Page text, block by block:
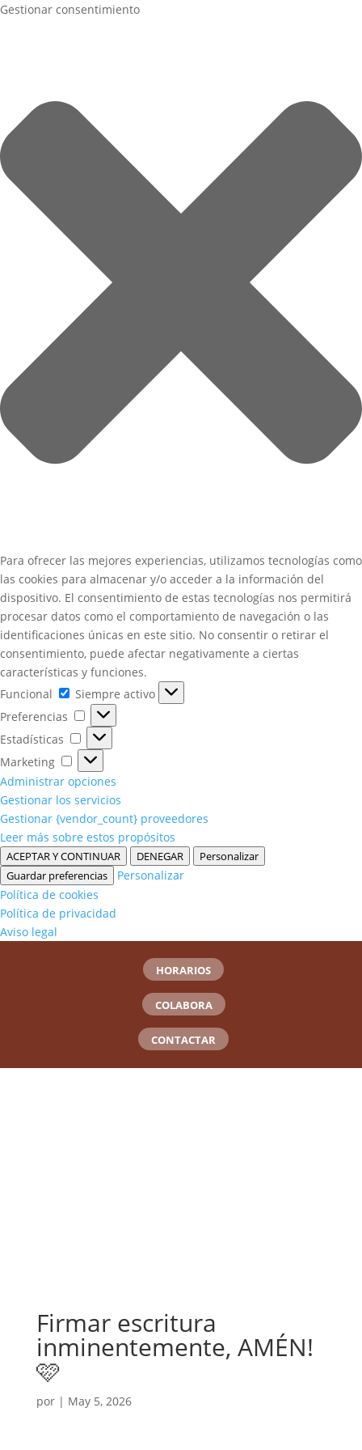
Gestionar consentimiento
Para ofrecer las mejores experiencias, utilizamos tecnologías como
las cookies para almacenar y/o acceder a la información del
dispositivo. El consentimiento de estas tecnologías nos permitirá
procesar datos como el comportamiento de navegación o las
identificaciones únicas en este sitio. No consentir o retirar el
consentimiento, puede afectar negativamente a ciertas
características y funciones.
Funcional
Funcional
Siempre activo
Preferencias
Preferencias
Estadísticas
Estadísticas
Marketing
Marketing
Administrar opciones
Gestionar los servicios
Gestionar {vendor_count} proveedores
Leer más sobre estos propósitos
ACEPTAR Y CONTINUAR DENEGAR
Personalizar
Guardar preferencias
Personalizar
Política de cookies
Política de privacidad
Aviso legal
HORARIOS
COLABORA
CONTACTAR
Firmar escritura
inminentemente, AMÉN!
🩷
por | May 5, 2026